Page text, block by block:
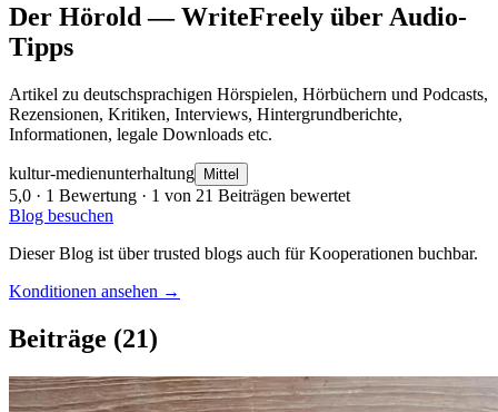
Der Hörold — WriteFreely über Audio-
Tipps
Artikel zu deutschsprachigen Hörspielen, Hörbüchern und Podcasts,
Rezensionen, Kritiken, Interviews, Hintergrundberichte,
Informationen, legale Downloads etc.
kultur-medienunterhaltung Mittel
5,0 · 1 Bewertung · 1 von 21 Beiträgen bewertet
Blog besuchen
Dieser Blog ist über trusted blogs auch für Kooperationen buchbar.
Konditionen ansehen →
Beiträge (21)